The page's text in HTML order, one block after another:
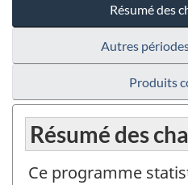
Résumé des
Autres
Produits
Résumé des
Ce programme